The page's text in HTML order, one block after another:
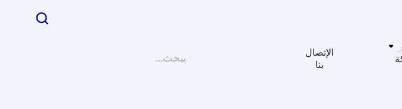
الإتصال
بنا